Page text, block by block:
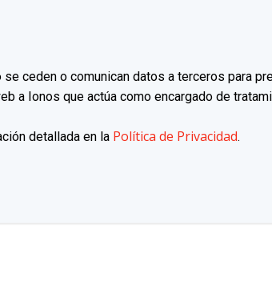
se ceden o comunican datos a terceros para
a Ionos que actúa como encargado de
detallada en la Política de Privacidad.